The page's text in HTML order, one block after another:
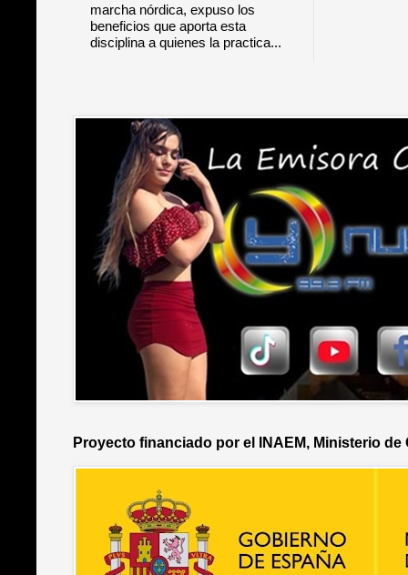
marcha nórdica, expuso los
beneficios que aporta esta
disciplina a quienes la practica...
Proyecto financiado por el INAEM, Ministerio de